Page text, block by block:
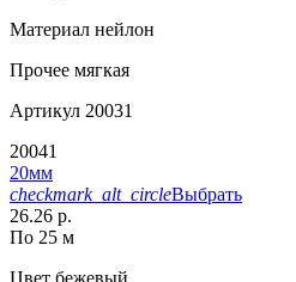
Материал нейлон
Прочее мягкая
Артикул 20031
20041
20мм
checkmark_alt_circleВыбрать
26.26 р.
По 25 м
Цвет бежевый